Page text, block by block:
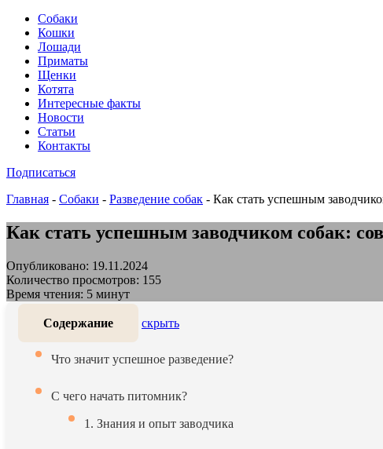
Собаки
Кошки
Лошади
Приматы
Щенки
Котята
Интересные факты
Новости
Статьи
Контакты
Подписаться
Главная - Собаки - Разведение собак - Как стать успешным
Как стать успешным заводчиком собак:
Опубликовано: 19.11.2024
Количество просмотров: 155
Время чтения: 5 минут
Содержание скрыть
Что значит успешное разведение?
С чего начать питомник?
1. Знания и опыт заводчика